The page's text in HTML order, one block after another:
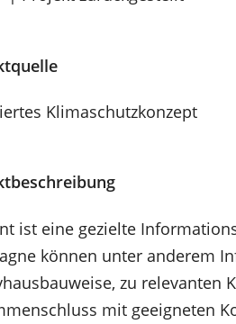
Klimaschutzkonzept
ist eine gezielte
können unter anderem
zu relevanten
mit geeigneten